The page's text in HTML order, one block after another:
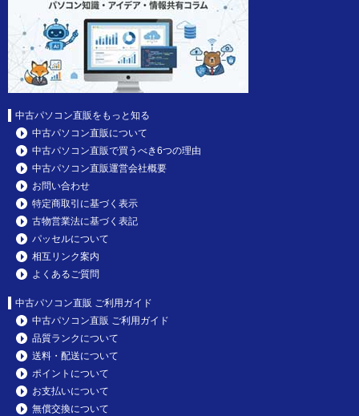
中古パソコン直販をもっと知る
中古パソコン直販について
中古パソコン直販で買うべき6つの理由
中古パソコン直販運営会社概要
お問い合わせ
特定商取引に基づく表示
古物営業法に基づく表記
パッセルについて
相互リンク案内
よくあるご質問
中古パソコン直販 ご利用ガイド
中古パソコン直販 ご利用ガイド
品質ランクについて
送料・配送について
ポイントについて
お支払いについて
無償交換について